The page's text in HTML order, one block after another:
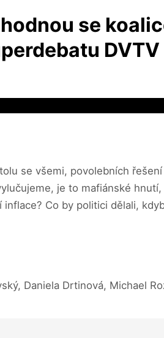
se
DVTV
se všemi, povolebních
je to mafiánské
Co by politici dělali,
Daniela Drtinová, Michael